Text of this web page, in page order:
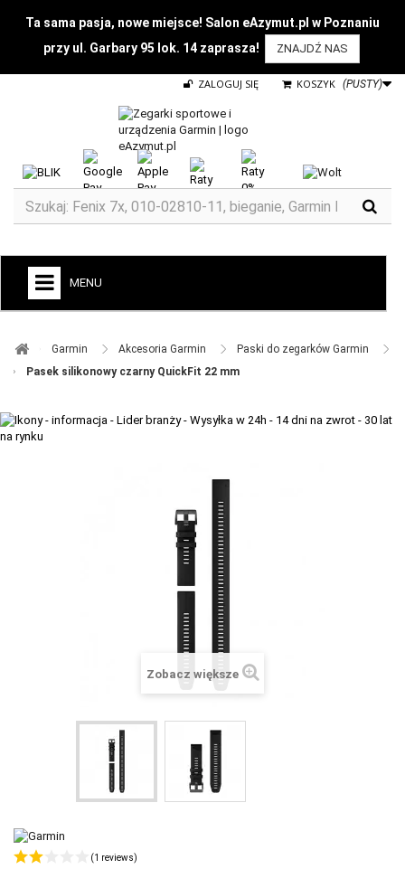
Ta sama pasja, nowe miejsce! Salon eAzymut.pl w Poznaniu
przy ul. Garbary 95 lok. 14 zaprasza!
ZNAJDŹ NAS
KOSZYK (PUSTY)
ZALOGUJ SIĘ
MENU
ZEGARKI DO BIEGANIA
TACX
OBAKU DENMARK ZEGARKI
PROMOCJE
Garmin ​ Akcesoria Garmin ​
Paski do zegarków Garmin ​
Pasek silikonowy czarny QuickFit 22 mm
Zobacz większe
(1 reviews)